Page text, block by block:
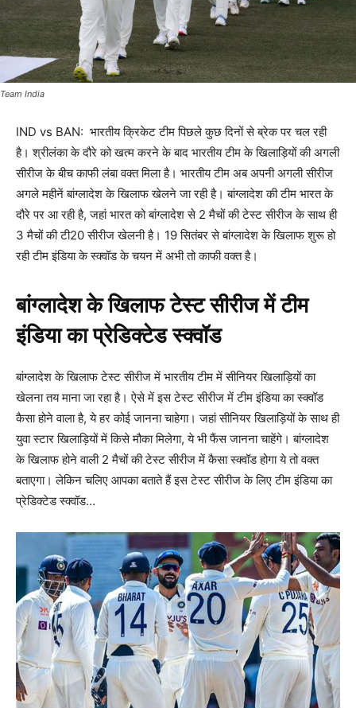
Team India
IND vs BAN: भारतीय क्रिकेट टीम पिछले कुछ दिनों से ब्रेक पर चल रही
है। श्रीलंका के दौरे को खत्म करने के बाद भारतीय टीम के खिलाड़ियों की अगली
सीरीज के बीच काफी लंबा वक्त मिला है। भारतीय टीम अब अपनी अगली सीरीज
अगले महीनें बांग्लादेश के खिलाफ खेलने जा रही है। बांग्लादेश की टीम भारत के
दौरे पर आ रही है, जहां भारत को बांग्लादेश से 2 मैचों की टेस्ट सीरीज के साथ ही
3 मैचों की टी20 सीरीज खेलनी है। 19 सितंबर से बांग्लादेश के खिलाफ शुरू हो
रही टीम इंडिया के स्क्वॉड के चयन में अभी तो काफी वक्त है।
बांग्लादेश के खिलाफ टेस्ट सीरीज में टीम
इंडिया का प्रेडिक्टेड स्क्वॉड
बांग्लादेश के खिलाफ टेस्ट सीरीज में भारतीय टीम में सीनियर खिलाड़ियों का
खेलना तय माना जा रहा है। ऐसे में इस टेस्ट सीरीज में टीम इंडिया का स्क्वॉड
कैसा होने वाला है, ये हर कोई जानना चाहेगा। जहां सीनियर खिलाड़ियों के साथ ही
युवा स्टार खिलाड़ियों में किसे मौका मिलेगा, ये भी फैंस जानना चाहेंगे। बांग्लादेश
के खिलाफ होने वाली 2 मैचों की टेस्ट सीरीज में कैसा स्क्वॉड होगा ये तो वक्त
बताएगा। लेकिन चलिए आपका बताते हैं इस टेस्ट सीरीज के लिए टीम इंडिया का
प्रेडिक्टेड स्क्वॉड…